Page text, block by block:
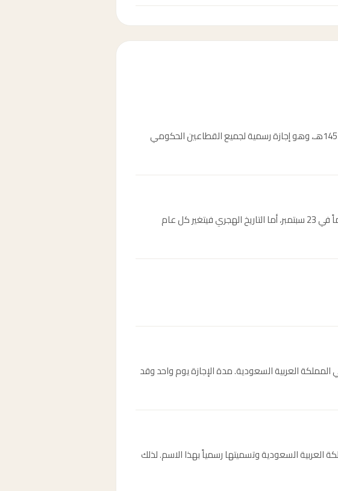
يوافق اليوم الوطني السعودي 2030 يوم الاثنين 23 سبتمبر 2030، الموافق 24 جمادى الأولى 1452هـ، وهو إجازة رسمية لجميع القطاعين الحكومي
يوافق اليوم الوطني السعودي 2030 تاريخ 24 جمادى الأولى 1452هـ. التاريخ الميلادي ثابت دائماً في 23 سبتمبر، أما التاريخ الهجري فيتغير كل عام
والخاص في المملكة العربية السعودية. مدة الإجازة يوم واحد وقد
العربية السعودية وتسميتها رسمياً بهذا الاسم. لذلك